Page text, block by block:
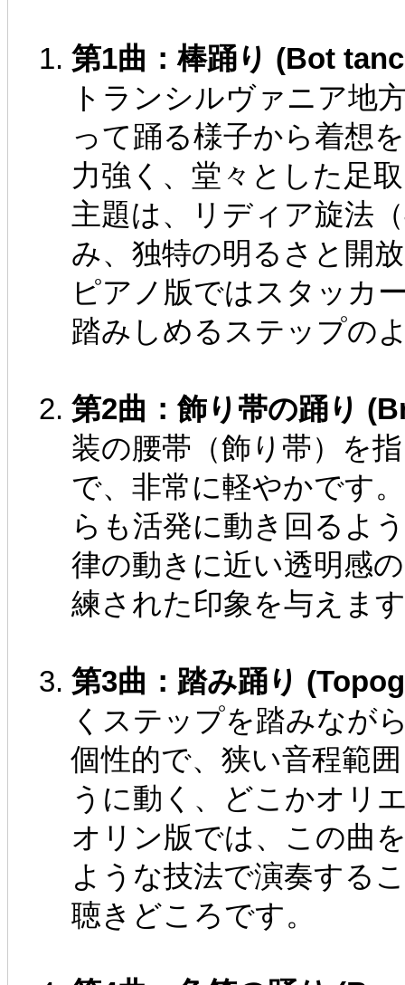
第1曲：棒踊り (Bot
トランシルヴァニア地
って踊る様子から着想
力強く、堂々とした足
主題は、リディア旋法
み、独特の明るさと開
ピアノ版ではスタッカ
踏みしめるステップの
第2曲：飾り帯の踊り
装の腰帯（飾り帯）を
で、非常に軽やかです
らも活発に動き回るよ
律の動きに近い透明感
練された印象を与えま
第3曲：踏み踊り
くステップを踏みなが
個性的で、狭い音程範
うに動く、どこかオリ
オリン版では、この曲
ような技法で演奏する
聴きどころです。